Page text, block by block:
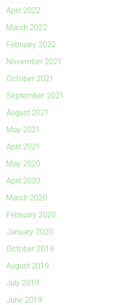
April 2022
March 2022
February 2022
November 2021
October 2021
September 2021
August 2021
May 2021
April 2021
May 2020
April 2020
March 2020
February 2020
January 2020
October 2019
August 2019
July 2019
June 2019